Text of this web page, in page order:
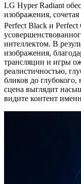
LG Hyper Radiant
изображения,
Perfect Black и Perfect
интеллектом. В
изображения,
трансляции и игры
реалистичностью,
бликов до
сцена выглядит
видите контент